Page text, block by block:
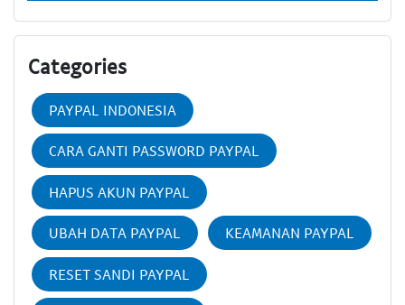
Categories
PAYPAL INDONESIA
CARA GANTI PASSWORD PAYPAL
HAPUS AKUN PAYPAL
UBAH DATA PAYPAL KEAMANAN PAYPAL
RESET SANDI PAYPAL